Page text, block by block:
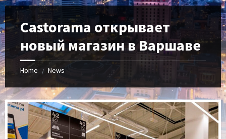
Castorama открывает
новый магазин в Варшаве
Home / News